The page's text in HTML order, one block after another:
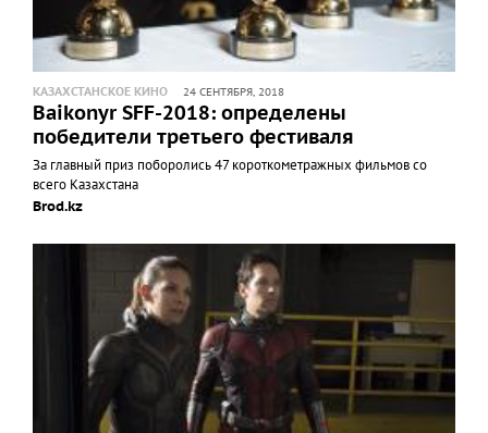
КАЗАХСТАНСКОЕ КИНО 24 СЕНТЯБРЯ, 2018
Baikonyr SFF-2018: определены
победители третьего фестиваля
За главный приз поборолись 47 короткометражных фильмов со
всего Казахстана
Brod.kz